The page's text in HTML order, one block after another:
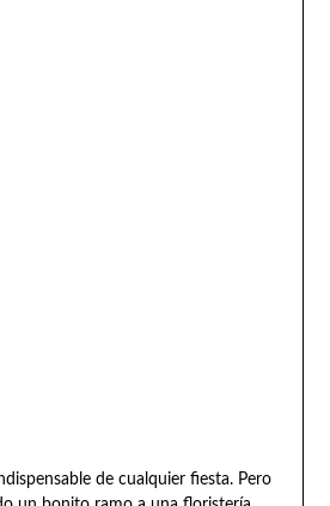
de cualquier fiesta. Pero